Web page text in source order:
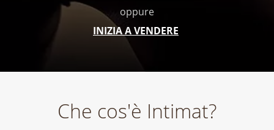
oppure
INIZIA A VENDERE
Che cos'è Intimat?